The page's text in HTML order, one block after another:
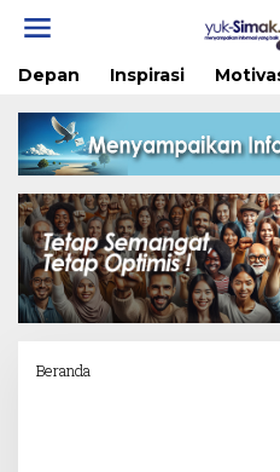
Depan Inspirasi
Beranda